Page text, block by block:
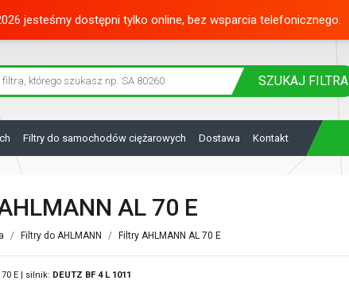
jesteśmy dostępni tylko online, bez wsparcia telefonicznego.
SZUKAJ FILTRA
Filtry do samochodów ciężarowych Dostawa Kontakt
AL 70 E
Filtry do AHLMANN Filtry AHLMANN AL 70 E
E | silnik: DEUTZ BF 4 L 1011